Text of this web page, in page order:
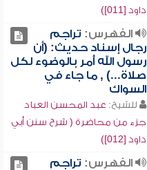
داود [011])
الفهرس: تراجم
رجال إسناد حديث: (أن
رسول الله أُمر بالوضوء لكل
صلاة...) , ما جاء في
السواك
للشيخ: عبد المحسن العباد
جزء من محاضرة ( شرح سنن أبي
داود [012])
الفهرس: تراجم